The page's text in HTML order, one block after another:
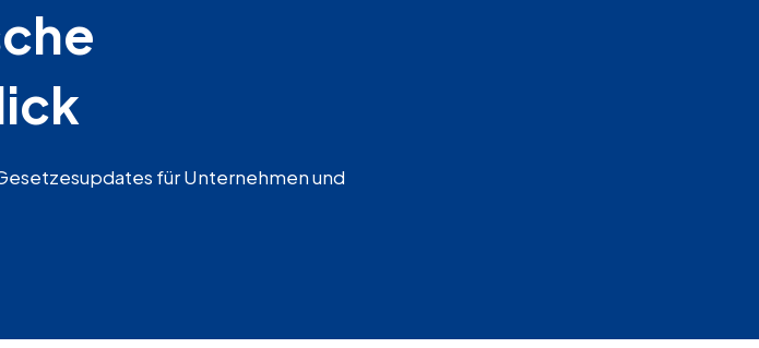
für Unternehmen und